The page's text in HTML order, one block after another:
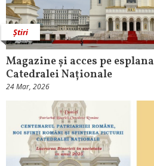
Știri
Magazine și acces pe
Catedralei Naționale
24 Mar, 2026